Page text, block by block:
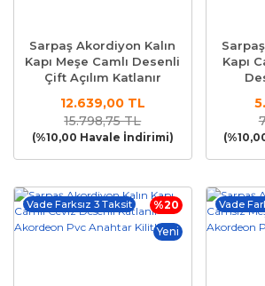
Sarpaş Akordiyon Kalın
Kapı Meşe Camlı Desenli
Çift Açılım Katlanır
Kilitli
12.639,00 TL
15.798,75 TL
(%10,00 Havale İndirimi)
Kapı
%20
Yeni
Vade Farksız 3 Taksit Vade